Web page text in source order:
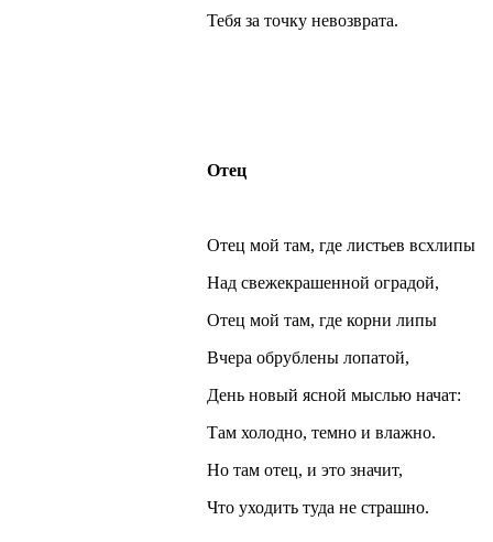
Тебя за точку невозврата.
Отец
Отец мой там, где листьев всхлипы
Над свежекрашенной оградой,
Отец мой там, где корни липы
Вчера обрублены лопатой,
День новый ясной мыслью начат:
Там холодно, темно и влажно.
Но там отец, и это значит,
Что уходить туда не страшно.